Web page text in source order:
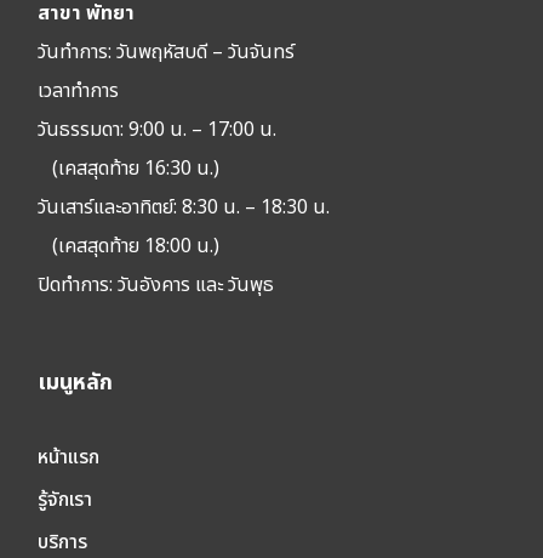
สาขา พัทยา
วันทำการ: วันพฤหัสบดี – วันจันทร์
เวลาทำการ
วันธรรมดา: 9:00 น. – 17:00 น.
(เคสสุดท้าย 16:30 น.)
วันเสาร์และอาทิตย์: 8:30 น. – 18:30 น.
(เคสสุดท้าย 18:00 น.)
ปิดทำการ:วันอังคาร และ วันพุธ
เมนูหลัก
หน้าแรก
รู้จักเรา
บริการ